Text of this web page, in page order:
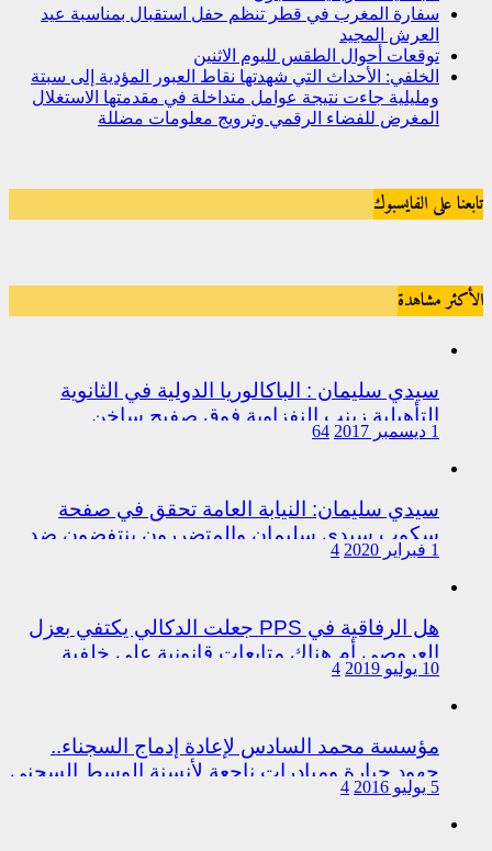
سفارة المغرب في قطر تنظم حفل استقبال بمناسبة عيد
العرش المجيد
توقعات أحوال الطقس لليوم الاثنين
الخلفي: الأحداث التي شهدتها نقاط العبور المؤدية إلى سبتة
ومليلية جاءت نتيجة عوامل متداخلة في مقدمتها الاستغلال
المغرض للفضاء الرقمي وترويج معلومات مضللة
تابعنا على الفايسبوك
الأكثر مشاهدة
سيدي سليمان : الباكالوريا الدولية في الثانوية
التأهيلية زينب النفزاوية فوق صفيح ساخن
1 ديسمبر 2017 64
سيدي سليمان: النيابة العامة تحقق في صفحة
سكوب سيدي سليمان والمتضررون ينتفضون ضد
المتورطين من رجال الشرطة
1 فبراير 2020 4
هل الرفاقية في PPS جعلت الدكالي يكتفي بعزل
العروصي أم هناك متابعات قانونية على خلفية
اختلالات التسيير بمندوبية سيدي سليمان
10 يوليو 2019 4
مؤسسة محمد السادس لإعادة إدماج السجناء..
جهود جبارة ومبادرات ناجعة لأنسنة الوسط السجني
5 يوليو 2016 4